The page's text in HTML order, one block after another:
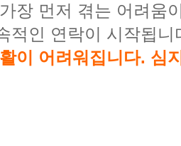
장 먼저 겪는 어려움
적인 연락이 시작됩니
이 어려워집니다. 심